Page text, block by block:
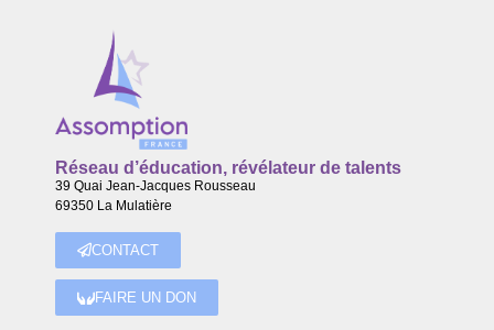
Réseau d’éducation, révélateur de talents
39 Quai Jean-Jacques Rousseau
69350 La Mulatière
CONTACT
FAIRE UN DON